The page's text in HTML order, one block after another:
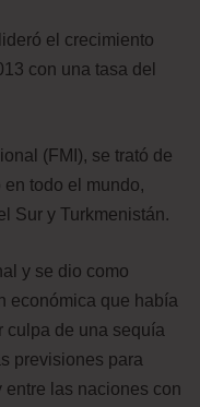
el crecimiento
con una tasa del
(FMI), se trató de
en todo el mundo,
Sur y Turkmenistán.
y se dio como
económica que había
culpa de una sequía
previsiones para
las naciones con